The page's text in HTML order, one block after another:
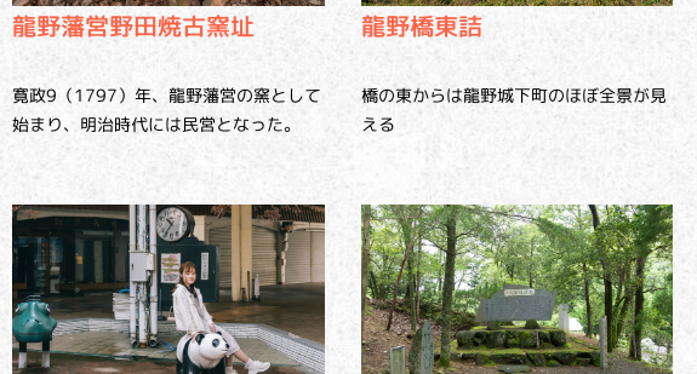
龍野藩営野田焼古窯址
寛政9（1797）年、龍野藩営の窯として
始まり、明治時代には民営となった。
龍野橋東詰
橋の東からは龍野城下町のほぼ全景が見
える